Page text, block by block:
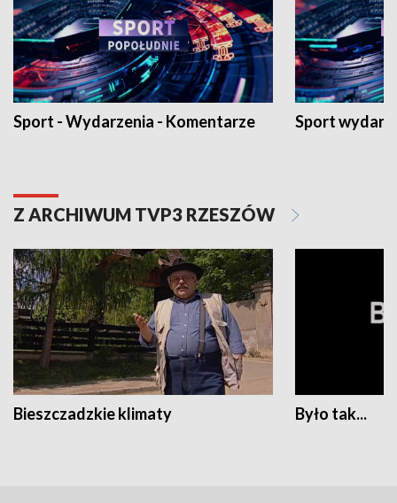
Sport - Wydarzenia - Komentarze Sport
Z ARCHIWUM TVP3 RZESZÓW
Bieszczadzkie klimaty Było tak...